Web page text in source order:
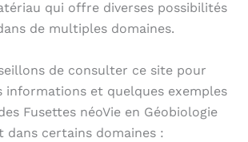
qui offre diverses possibilités
de multiples domaines.
de consulter ce site pour
informations et quelques exemples
Fusettes néoVie en Géobiologie
dans certains domaines :